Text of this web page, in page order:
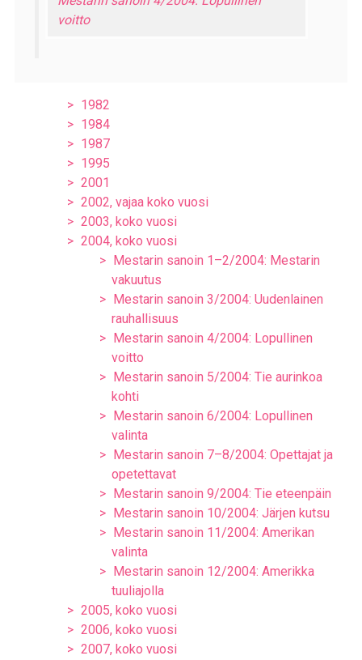
voitto
1982
1984
1987
1995
2001
2002, vajaa koko vuosi
2003, koko vuosi
2004, koko vuosi
Mestarin sanoin 1–2/2004: Mestarin
vakuutus
Mestarin sanoin 3/2004: Uudenlainen
rauhallisuus
Mestarin sanoin 4/2004: Lopullinen
voitto
Mestarin sanoin 5/2004: Tie aurinkoa
kohti
Mestarin sanoin 6/2004: Lopullinen
valinta
Mestarin sanoin 7–8/2004: Opettajat ja
opetettavat
Mestarin sanoin 9/2004: Tie eteenpäin
Mestarin sanoin 10/2004: Järjen kutsu
Mestarin sanoin 11/2004: Amerikan
valinta
Mestarin sanoin 12/2004: Amerikka
tuuliajolla
2005, koko vuosi
2006, koko vuosi
2007, koko vuosi